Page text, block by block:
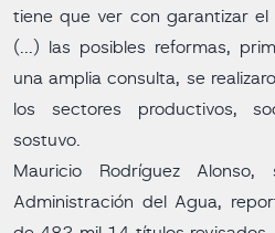
tiene que ver con garantizar
(...) las posibles reformas,
una amplia consulta, se
los sectores productivos,
sostuvo.
Mauricio Rodríguez
Administración del Agua,